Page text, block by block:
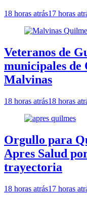
18 horas atrás17 horas
Veteranos de
municipales de
Malvinas
18 horas atrás18 horas
Orgullo para
Apres Salud
trayectoria
18 horas atrás17 horas